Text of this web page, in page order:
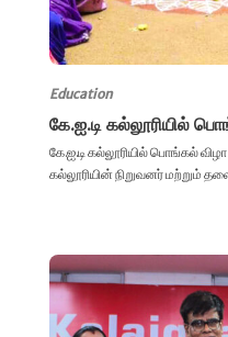
Education
கே.ஐ.டி கல்லூரியில்
கே.ஐ.டி கல்லூரியில் பொங்கல்
கல்லூரியின் நிறுவனர் மற்றும்